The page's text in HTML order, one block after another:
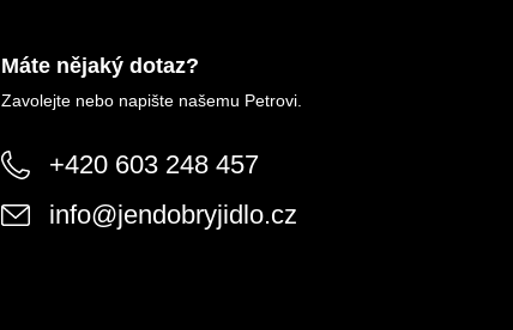
Máte nějaký dotaz?
Zavolejte nebo napište našemu Petrovi.
+420 603 248 457
info@jendobryjidlo.cz